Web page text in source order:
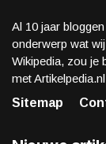
Al 10 jaar
onderwerp wat
Wikipedia, zou je
met Artikelpedia.nl
Sitemap